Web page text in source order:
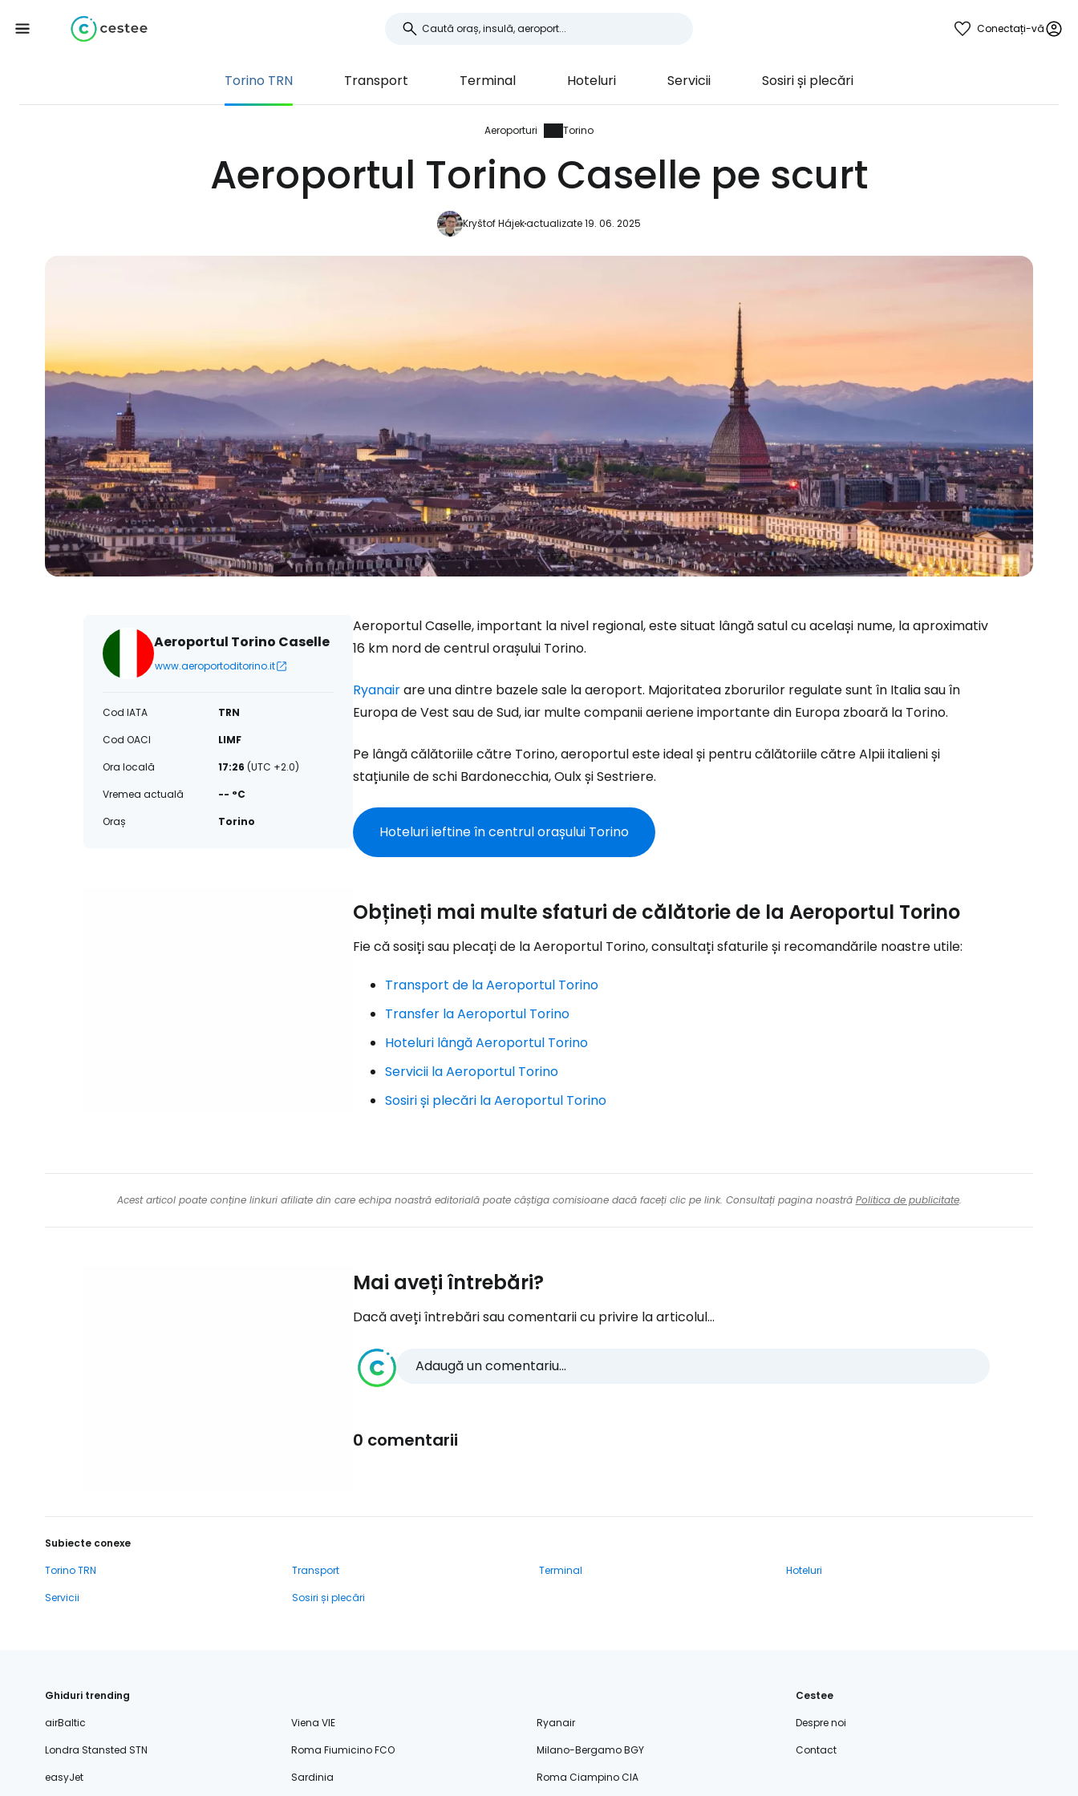
Conectați-vă
Torino TRN Transport Terminal Hoteluri Servicii Sosiri și plecări
Aeroporturi Torino
Aeroportul Torino Caselle pe scurt
Kryštof Hájekactualizate 19. 06. 2025
Aeroportul Torino Caselle
www.aeroportoditorino.it
Cod IATA
TRN
Cod OACI
LIMF
Ora locală
17:26 (UTC +2.0)
Vremea actuală
-- °C
Oraș
Torino
Aeroportul Caselle, important la nivel regional, este situat lângă satul cu același nume, la aproximativ
16 km nord de centrul orașului Torino.
Ryanairare una dintre bazele sale la aeroport. Majoritatea zborurilor regulate sunt în Italia sau în
Europa de Vest sau de Sud, iar multe companii aeriene importante din Europa zboară la Torino.
Pe lângă călătoriile către Torino, aeroportul este ideal și pentru călătoriile către Alpii italieni și
stațiunile de schi Bardonecchia, Oulx și Sestriere.
Hoteluri ieftine în centrul orașului Torino
Obțineți mai multe sfaturi de călătorie de la Aeroportul Torino
Fie că sosiți sau plecați de la Aeroportul Torino, consultați sfaturile și recomandările noastre utile:
Transport de la Aeroportul Torino
Transfer la Aeroportul Torino
Hoteluri lângă Aeroportul Torino
Servicii la Aeroportul Torino
Sosiri și plecări la Aeroportul Torino
Acest articol poate conține linkuri afiliate din care echipa noastră editorială poate câștiga comisioane dacă faceți clic pe link. Consultați pagina noastră Politica de publicitate.
Mai aveți întrebări?
Dacă aveți întrebări sau comentarii cu privire la articolul...
Adaugă un comentariu...
0 comentarii
Subiecte conexe
Torino TRN
Transport Terminal
Hoteluri
Servicii
Sosiri și plecări
Ghiduri trending
airBaltic
Viena VIE
Ryanair
Londra Stansted STN
Roma Fiumicino FCO
Milano-Bergamo BGY
easyJet
Sardinia Roma Ciampino CIA
Cestee
Despre noi
Contact
Conectați-vă la Cestee
... comunitatea mondială a călătorilor